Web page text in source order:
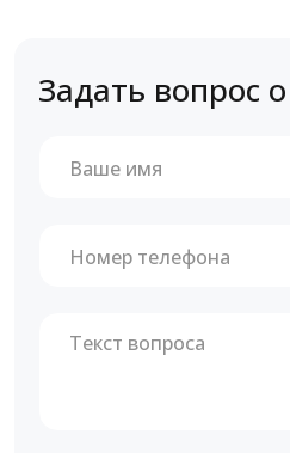
Задать вопрос